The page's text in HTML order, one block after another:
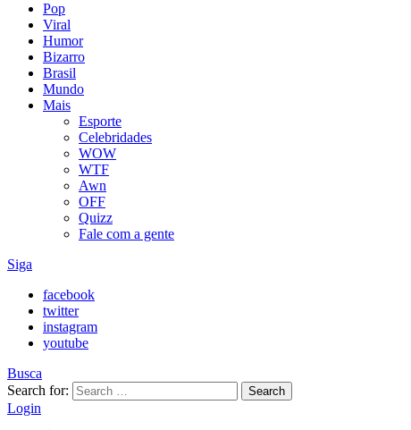
Pop
Viral
Humor
Bizarro
Brasil
Mundo
Mais
Esporte
Celebridades
WOW
WTF
Awn
OFF
Quizz
Fale com a gente
Siga
facebook
twitter
instagram
youtube
Busca
Search for:
Search
Login